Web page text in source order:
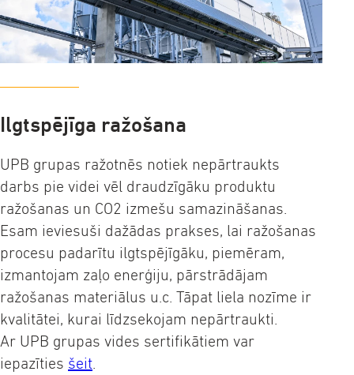
Ilgtspējīga ražošana
UPB grupas ražotnēs notiek nepārtraukts
darbs pie videi vēl draudzīgāku produktu
ražošanas un CO2 izmešu samazināšanas.
Esam ieviesuši dažādas prakses, lai ražošanas
procesu padarītu ilgtspējīgāku, piemēram,
izmantojam zaļo enerģiju, pārstrādājam
ražošanas materiālus u.c. Tāpat liela nozīme ir
kvalitātei, kurai līdzsekojam nepārtraukti.
Ar UPB grupas vides sertifikātiem var
iepazīties šeit.